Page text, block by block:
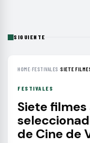
SIGUIENTE
HOME›FESTIVALES ›SIETE
FESTIVALES
Siete
de Cine de